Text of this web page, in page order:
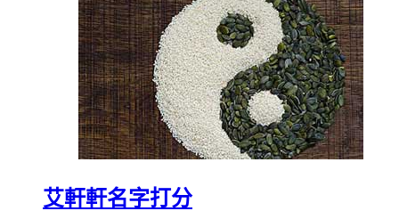
艾軒軒名字打分